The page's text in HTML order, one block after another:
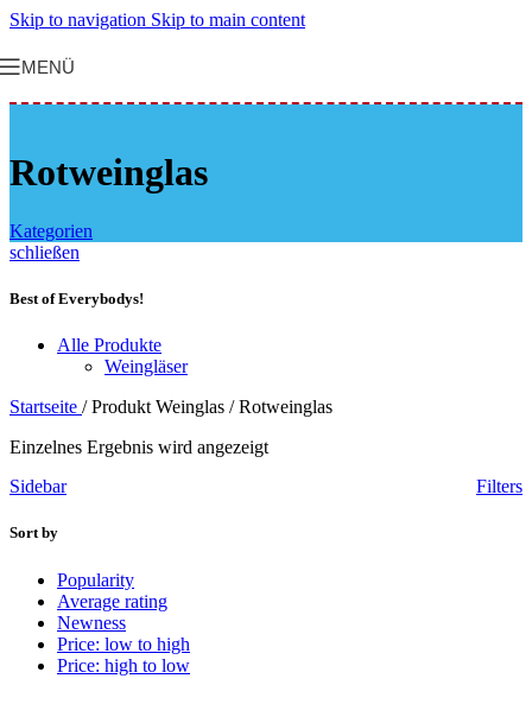
Skip to navigation Skip to main content
MENÜ
Rotweinglas
Kategorien
schließen
Best of Everybodys!
Alle Produkte
Weingläser
Startseite / Produkt Weinglas / Rotweinglas
Einzelnes Ergebnis wird angezeigt
Sidebar
Filters
Sort by
Popularity
Average rating
Newness
Price: low to high
Price: high to low